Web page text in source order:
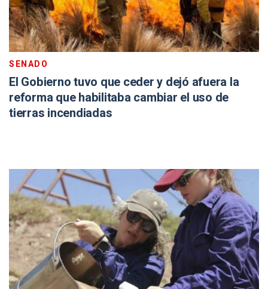
SENADO
El Gobierno tuvo que ceder y dejó afuera la
reforma que habilitaba cambiar el uso de
tierras incendiadas